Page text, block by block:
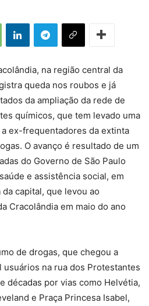
na região central da
queda nos roubos e já
da ampliação da rede de
químicos, que tem levado uma
ex-frequentadores da extinta
O avanço é resultado de um
do Governo de São Paulo
e assistência social, em
capital, que levou ao
Cracolândia em maio do ano
de drogas, que chegou a
na rua dos Protestantes
décadas por vias como Helvétia,
e Praça Princesa Isabel,